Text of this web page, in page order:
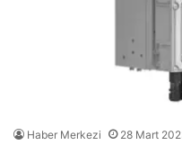
Haber Merkezi 28 Mart